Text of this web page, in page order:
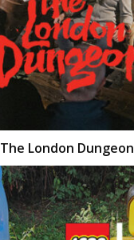
The London Dungeon